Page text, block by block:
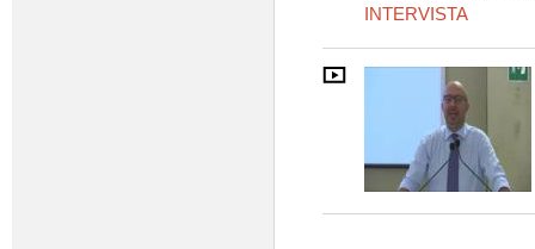
INTERVISTA